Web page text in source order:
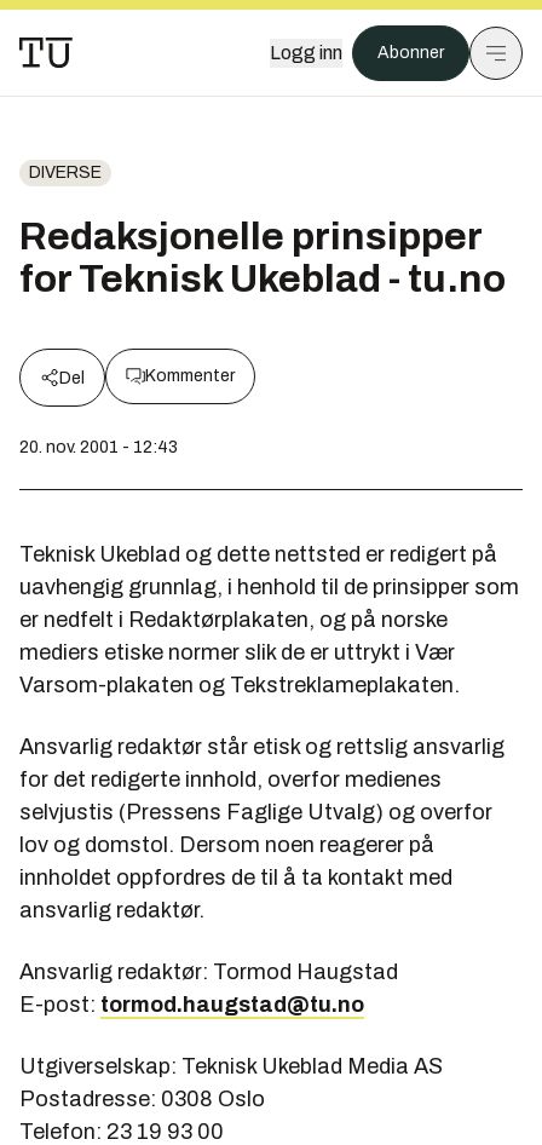
Logg inn Abonner
DIVERSE
Redaksjonelle prinsipper
for Teknisk Ukeblad - tu.no
Del Kommenter
20. nov. 2001 - 12:43
Teknisk Ukeblad og dette nettsted er redigert på
uavhengig grunnlag, i henhold til de prinsipper som
er nedfelt i Redaktørplakaten, og på norske
mediers etiske normer slik de er uttrykt i Vær
Varsom-plakaten og Tekstreklameplakaten.
Ansvarlig redaktør står etisk og rettslig ansvarlig
for det redigerte innhold, overfor medienes
selvjustis (Pressens Faglige Utvalg) og overfor
lov og domstol. Dersom noen reagerer på
innholdet oppfordres de til å ta kontakt med
ansvarlig redaktør.
Ansvarlig redaktør: Tormod Haugstad
E-post: tormod.haugstad@tu.no
Utgiverselskap: Teknisk Ukeblad Media AS
Postadresse: 0308 Oslo
Telefon: 23 19 93 00